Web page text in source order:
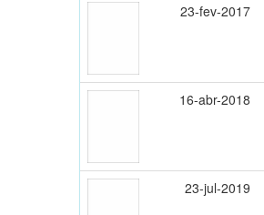
23-fev-2017
16-abr-2018
23-jul-2019